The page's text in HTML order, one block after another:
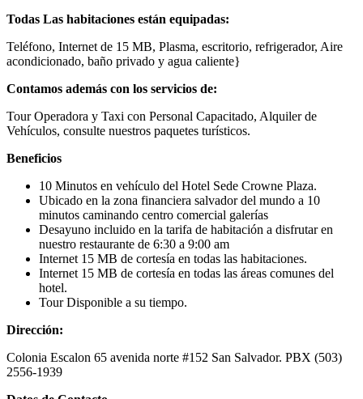
Todas Las habitaciones están equipadas:
Teléfono, Internet de 15 MB, Plasma, escritorio, refrigerador, Aire
acondicionado, baño privado y agua caliente}
Contamos además con los servicios de:
Tour Operadora y Taxi con Personal Capacitado, Alquiler de
Vehículos, consulte nuestros paquetes turísticos.
Beneficios
10 Minutos en vehículo del Hotel Sede Crowne Plaza.
Ubicado en la zona financiera salvador del mundo a 10
minutos caminando centro comercial galerías
Desayuno incluido en la tarifa de habitación a disfrutar en
nuestro restaurante de 6:30 a 9:00 am
Internet 15 MB de cortesía en todas las habitaciones.
Internet 15 MB de cortesía en todas las áreas comunes del
hotel.
Tour Disponible a su tiempo.
Dirección:
Colonia Escalon 65 avenida norte #152 San Salvador. PBX (503)
2556-1939